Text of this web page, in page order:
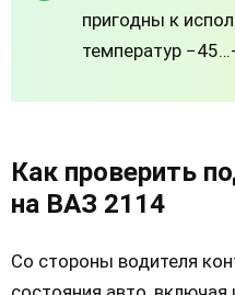
пригодны к
температур
Как проверить
на ВАЗ 2114
Со стороны водителя